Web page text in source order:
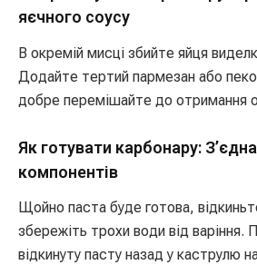
яєчного соусу
В окремій мисці збийте яйця
Додайте тертий пармезан або
добре перемішайте до отримання
Як готувати карбонару:
компонентів
Щойно паста буде готова,
збережіть трохи води від варіння.
відкинуту пасту назад у каструлю